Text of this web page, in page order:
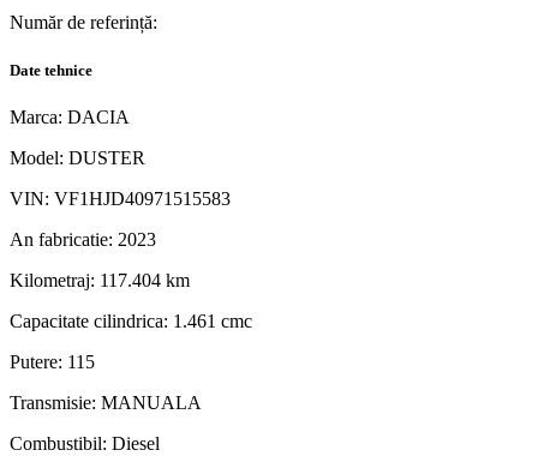
Număr de referință:
Date tehnice
Marca: DACIA
Model: DUSTER
VIN: VF1HJD40971515583
An fabricatie: 2023
Kilometraj: 117.404 km
Capacitate cilindrica: 1.461 cmc
Putere: 115
Transmisie: MANUALA
Combustibil: Diesel